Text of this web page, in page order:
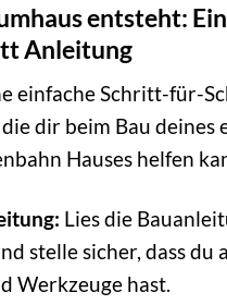
entsteht:
Anleitung
einfache Schritt-für-
dir beim Bau deines
Hauses helfen
Lies die
stelle sicher, dass du
Werkzeuge hast.